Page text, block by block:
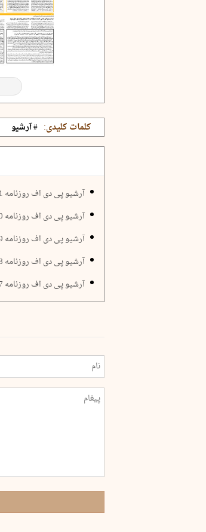
کلمات کلیدی: # آرشیو
آرشیو پی دی اف روزنامه 1801
آرشیو پی دی اف روزنامه 1800
آرشیو پی دی اف روزنامه 1799
آرشیو پی دی اف روزنامه 1798
آرشیو پی دی اف روزنامه 1797